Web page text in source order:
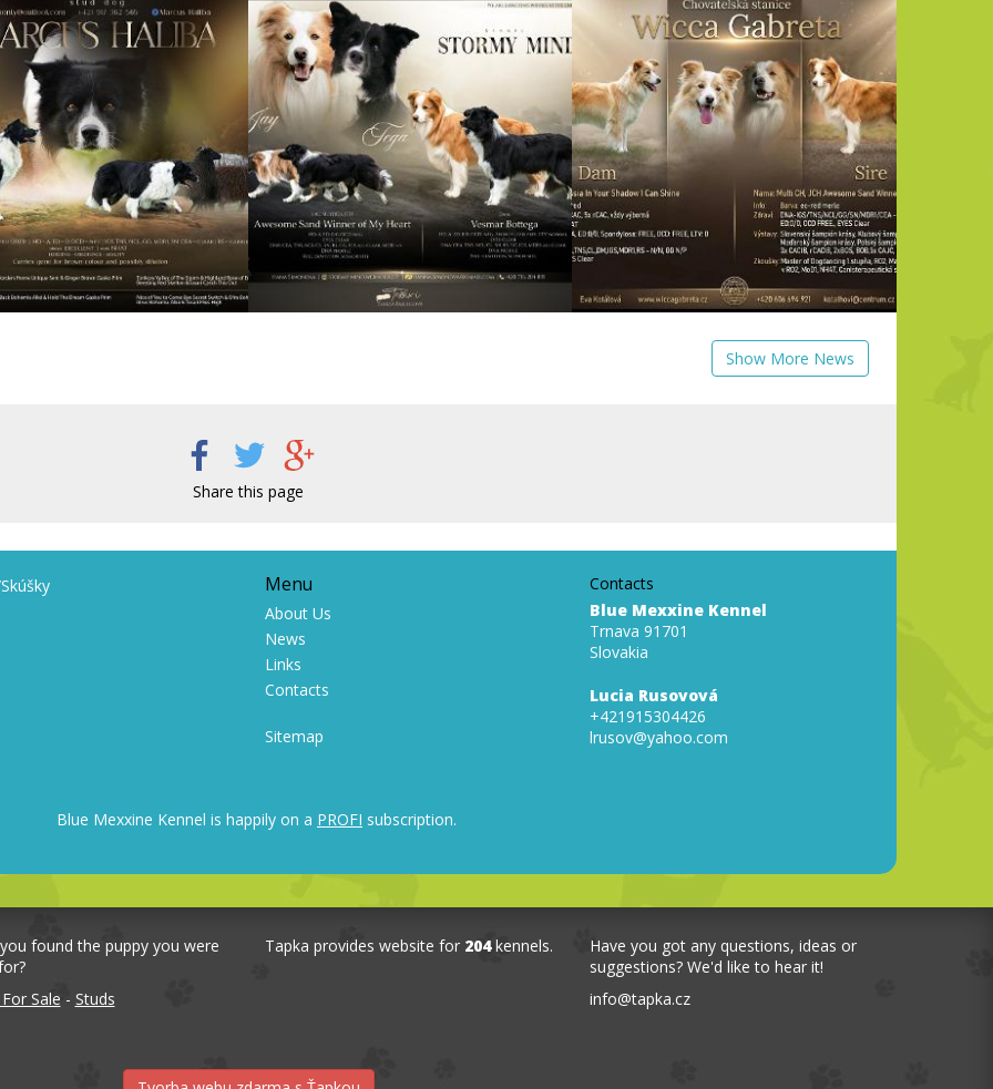
Show More News
Share this page
Menu
About Us
News
Links
Contacts
Sitemap
Contacts
Blue Mexxine Kennel
Trnava 91701
Slovakia
Lucia Rusovová
+421915304426
lrusov@yahoo.com
Blue Mexxine Kennel is happily on a PROFI subscription.
found the puppy you were
Sale - Studs
Tapka provides website for 204kennels.
Have you got any questions, ideas or
suggestions? We'd like to hear it!
info@tapka.cz